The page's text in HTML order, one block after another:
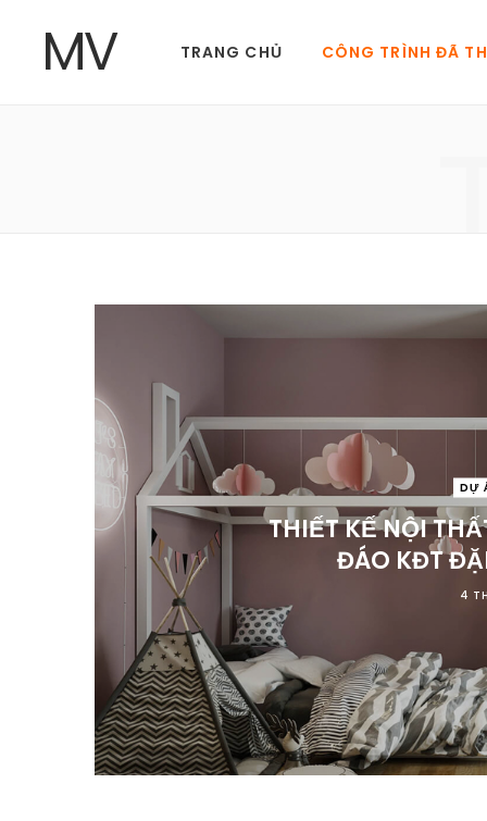
MV TRANG CHỦ CÔNG TRÌNH ĐÃ
DỰ
THIẾT KẾ NỘI
ĐÁO KĐT
4